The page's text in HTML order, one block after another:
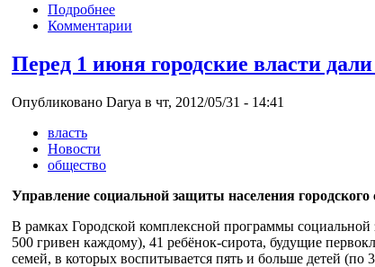
Подробнее
Комментарии
Перед 1 июня городские власти
Опубликовано Darya в чт, 2012/05/31 - 14:41
власть
Новости
общество
Управление социальной защиты населения
В рамках Городской комплексной программы
500 гривен каждому), 41 ребёнок-сирота, будущие
семей, в которых воспитывается пять и больше детей